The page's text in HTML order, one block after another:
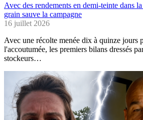
Avec des rendements en demi-teinte dans
grain sauve la campagne
16 juillet 2026
Avec une récolte menée dix à quinze jours
l'accoutumée, les premiers bilans dressés
stockeurs…